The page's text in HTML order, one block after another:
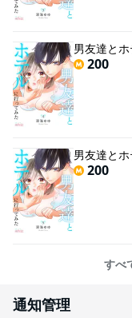
男友達と
200
男友達と
200
すべ
通知管理